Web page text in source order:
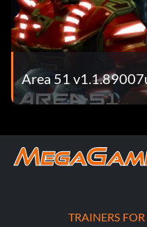
Area 51
TRAINERS